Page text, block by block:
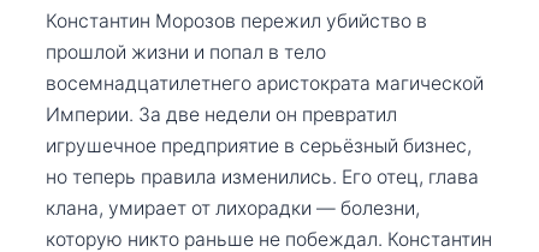
Константин Морозов пережил убийство в
прошлой жизни и попал в тело
восемнадцатилетнего аристократа магической
Империи. За две недели он превратил
игрушечное предприятие в серьёзный бизнес,
но теперь правила изменились. Его отец, глава
клана, умирает от лихорадки — болезни,
которую никто раньше не побеждал. Константин